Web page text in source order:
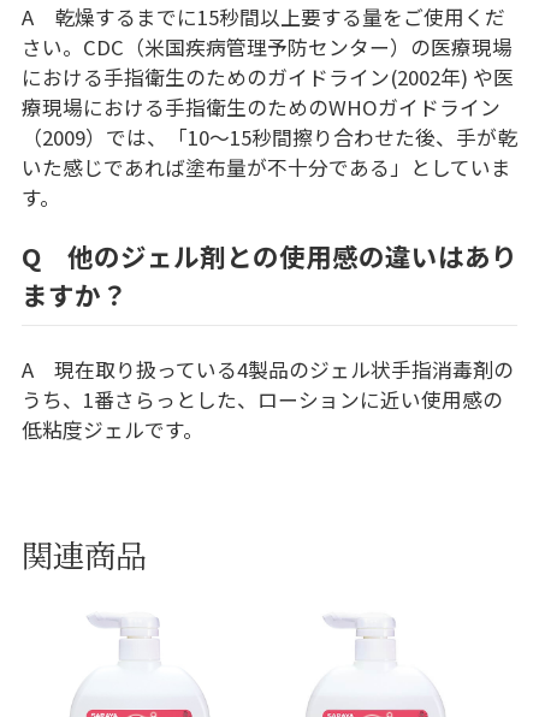
A 乾燥するまでに15秒間以上要する量をご使用くだ
さい。CDC（米国疾病管理予防センター）の医療現場
における手指衛生のためのガイドライン(2002年) や医
療現場における手指衛生のためのWHOガイドライン
（2009）では、「10～15秒間擦り合わせた後、手が乾
いた感じであれば塗布量が不十分である」としていま
す。
Q 他のジェル剤との使用感の違いはあり
ますか？
A 現在取り扱っている4製品のジェル状手指消毒剤の
うち、1番さらっとした、ローションに近い使用感の
低粘度ジェルです。
関連商品